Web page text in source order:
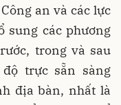
an và các lực
sung các phương
trong và sau
trực sẵn sàng
địa bàn, nhất là